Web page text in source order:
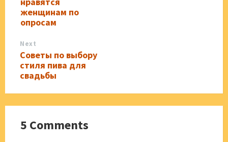
женщинам по
опросам
Next
Советы по выбору
стиля пива для
свадьбы
5 Comments